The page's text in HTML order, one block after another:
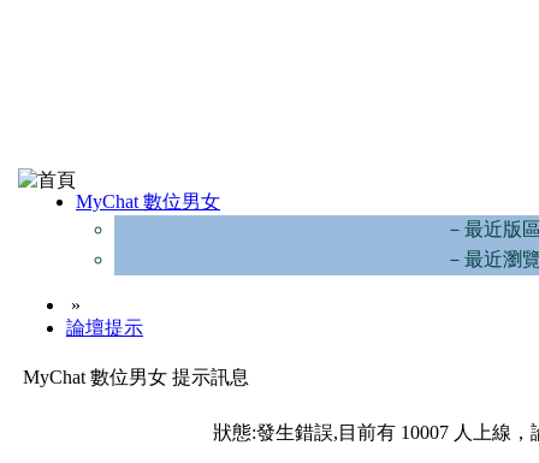
MyChat 數位男女
－最近版
－最近瀏
»
論壇提示
MyChat 數位男女 提示訊息
狀態:發生錯誤,目前有 10007 人上線